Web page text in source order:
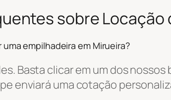
sobre Locação
empilhadeira em Mirueira?
Basta clicar em um dos
enviará uma cotação